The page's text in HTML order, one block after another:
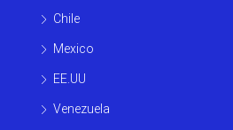
Chile
Mexico
EE.UU
Venezuela